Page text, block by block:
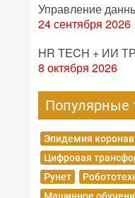
Управление
24 сентября 2026
HR TECH + ИИ
8 октября 2026
Популярные
Эпидемия
Цифровая
Рунет